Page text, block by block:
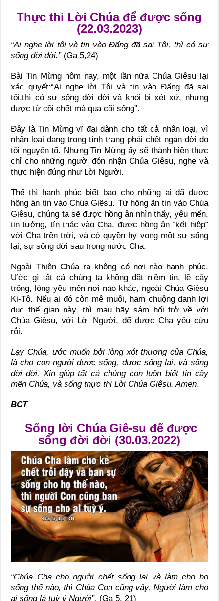
Thực thi Lời Chúa để được sống
(22.03.2023)
“Ai nghe lời tôi và tin vào Đấng đã sai Tôi, thì có sự
sống đời đời.”(Ga 5,24)
Bài Tin Mừng hôm nay, một lần nữa Chúa Giêsu lại
xác quyết:“Ai nghe lời Tôi và tin vào Đấng đã sai
tôi,thì có sự sống đời đời và khỏi bị xét xử, nhưng
được từ cõi chết mà qua cõi sống”.
Đây là Tin Mừng vĩ đại dành cho tất cả nhân loại, vì
nhân loại đang trong tình trạng phải chết ngàn đời do
tội nguyên tổ. Nhưng Tin Mừng ấy sẽ thành hiện thực
chỉ cho những người đón nhận Chúa Giêsu, nghe và
thực hiện đúng như Lời Người.
Thế thì hạnh phúc biết bao cho những ai đã được
hồng ân tin vào Chúa Giêsu. Từ hồng ân tin vào Chúa
Giêsu, chúng ta sẽ được hồng ân nhìn thấy, yêu mến,
tin tưởng, tín thác vào Cha, được hồng ân “kết hiệp”
với Cha trên trời, và có quyền hy vọng một sự sống
lại, sự sống đời sau trong nước Cha.
Ngoài Thiên Chúa ra không có nơi nào hạnh phúc.
Ước gì tất cả chúng ta không đặt niềm tin, lẽ cậy
trông, lòng yêu mến nơi nào khác, ngoài Chúa Giêsu
Ki-Tô. Nếu ai đó còn mê muôi, ham chuộng danh lợi
dục thế gian này, thì mau hãy sám hối trở về với
Chúa Giêsu, với Lời Người, để được Cha yêu cứu
rỗi.
Lạy Chúa, ước muốn bởi lòng xót thương của Chúa,
là cho con người đươc sống, được sống lại, và sống
đời đời. Xin giúp tất cả chúng con luôn biết tin cậy
mến Chúa, và sống thực thi Lời Chúa Giêsu. Amen.
BCT
Sống lời Chúa Giê-su để được
sống đời đời (30.03.2022)
“Chúa Cha cho người chết sống lại và làm cho họ
sống thế nào, thì Chúa Con cũng vậy, Người làm cho
ai sống là tuỳ ý Người”. (Ga 5, 21)